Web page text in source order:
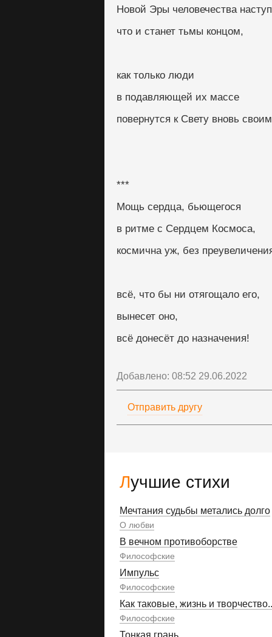
Лучшие стихи
Мечтания судьбы метались долго
О любви
В вечном противоборстве
Философские
Импульс
Философские
Как таковые, жизнь и
Философские
Тонкая грань
Новой Эры человечества
что и станет тьмы концом,
как только люди
в подавляющей их массе
повернутся к Свету вновь
***
Мощь сердца, бьющегося
в ритме с Сердцем Космоса,
космична уж, без
всё, что бы ни отягощало его,
вынесет оно,
всё донесёт до назначения!
Добавлено: 08:52 29.06.2022
Отправить другу